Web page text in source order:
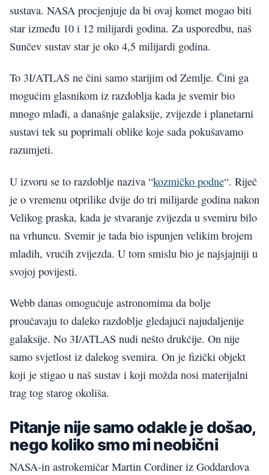
sustava. NASA procjenjuje da bi ovaj komet mogao biti
star između 10 i 12 milijardi godina. Za usporedbu, naš
Sunčev sustav star je oko 4,5 milijardi godina.
To 3I/ATLAS ne čini samo starijim od Zemlje. Čini ga
mogućim glasnikom iz razdoblja kada je svemir bio
mnogo mlađi, a današnje galaksije, zvijezde i planetarni
sustavi tek su poprimali oblike koje sada pokušavamo
razumjeti.
U izvoru se to razdoblje naziva “kozmičko podne“. Riječ
je o vremenu otprilike dvije do tri milijarde godina nakon
Velikog praska, kada je stvaranje zvijezda u svemiru bilo
na vrhuncu. Svemir je tada bio ispunjen velikim brojem
mladih, vrućih zvijezda. U tom smislu bio je najsjajniji u
svojoj povijesti.
Webb danas omogućuje astronomima da bolje
proučavaju to daleko razdoblje gledajući najudaljenije
galaksije. No 3I/ATLAS nudi nešto drukčije. On nije
samo svjetlost iz dalekog svemira. On je fizički objekt
koji je stigao u naš sustav i koji možda nosi materijalni
trag tog starog okoliša.
Pitanje nije samo odakle je došao,
nego koliko smo mi neobični
NASA-in astrokemičar Martin Cordiner iz Goddardova